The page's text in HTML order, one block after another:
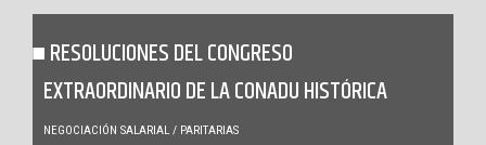
RESOLUCIONES DEL CONGRESO
EXTRAORDINARIO DE LA CONADU HISTÓRICA
NEGOCIACIÓN SALARIAL / PARITARIAS